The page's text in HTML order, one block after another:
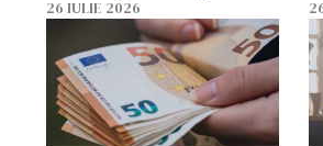
lingură
26 IULIE 2026